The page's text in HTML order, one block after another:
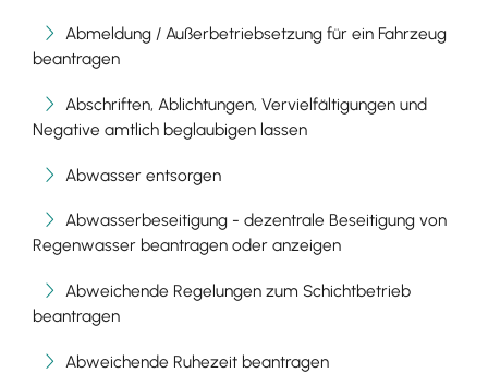
Abmeldung / Außerbetriebsetzung für ein Fahrzeug
beantragen
Abschriften, Ablichtungen, Vervielfältigungen und
Negative amtlich beglaubigen lassen
Abwasser entsorgen
Abwasserbeseitigung - dezentrale Beseitigung von
Regenwasser beantragen oder anzeigen
Abweichende Regelungen zum Schichtbetrieb
beantragen
Abweichende Ruhezeit beantragen